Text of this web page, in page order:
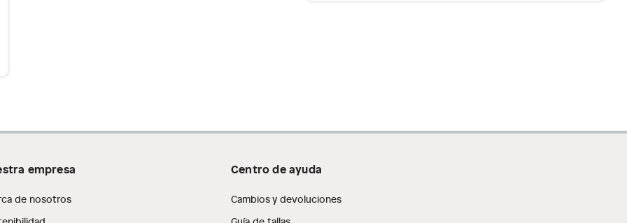
empresa
de nosotros
Centro de ayuda
Cambios y devoluciones